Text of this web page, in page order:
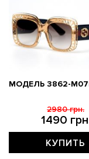
МОДЕЛЬ 3862-
1490
2980 грн.
КУПИТЬ